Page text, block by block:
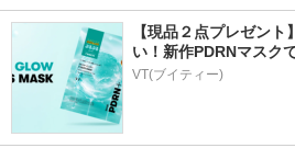
【現品２点プレゼン
い！新作PDRNマスク
VT(ブイティー)